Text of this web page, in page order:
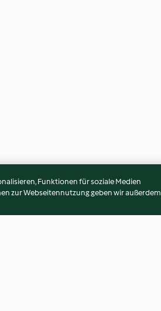
Funktionen für soziale Medien
zur Webseitennutzung geben wir außerdem